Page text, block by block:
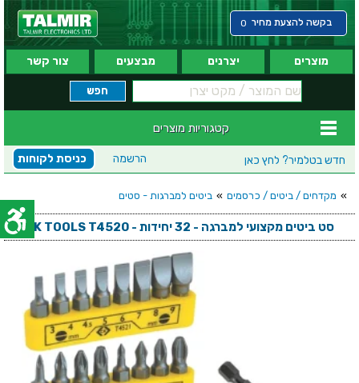
בקשה להצעת מחיר 0
מוצרים יצרנים מבצעים צור קשר
קטגוריות מוצרים
חדש בטלמיר? לחץ כאן כניסת לקוחות הרשמה
» מקדחים / ביטים / כרסמים » ביטים למברגות - סטים
סט ביטים מקצועי למברגה - 32 יחידות - CK TOOLS T4520